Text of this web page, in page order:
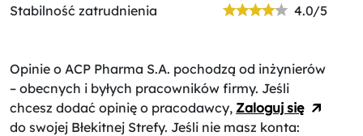
Stabilność zatrudnienia
4.0/5
Opinie o ACP Pharma S.A. pochodzą od inżynierów
– obecnych i byłych pracowników firmy. Jeśli
chcesz dodać opinię o pracodawcy, Zaloguj się
do swojej Błekitnej Strefy. Jeśli nie masz konta: